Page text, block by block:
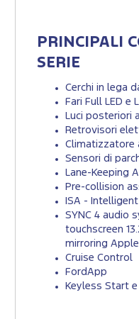
PRINCIPALI
SERIE
Cerchi in lega
Fari Full LED e
Luci posteriori
Retrovisori
Climatizzatore
Sensori di
Lane-Keeping
Pre-collision
ISA -
SYNC 4 audio
touchscreen
mirroring
Cruise Control
FordApp
Keyless Start